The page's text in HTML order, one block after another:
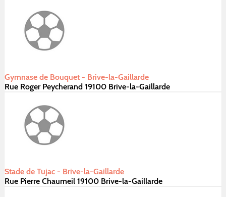
Gymnase de Bouquet - Brive-la-Gaillarde
Rue Roger Peycherand 19100 Brive-la-Gaillarde
Stade de Tujac - Brive-la-Gaillarde
Rue Pierre Chaumeil 19100 Brive-la-Gaillarde